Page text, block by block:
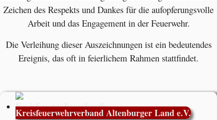
Zeichen des Respekts und Dankes für die aufopferungsvolle
Arbeit und das Engagement in der Feuerwehr.
Die Verleihung dieser Auszeichnungen ist ein bedeutendes
Ereignis, das oft in feierlichem Rahmen stattfindet.
Kreisfeuerwehrverband Altenburger Land e.V.